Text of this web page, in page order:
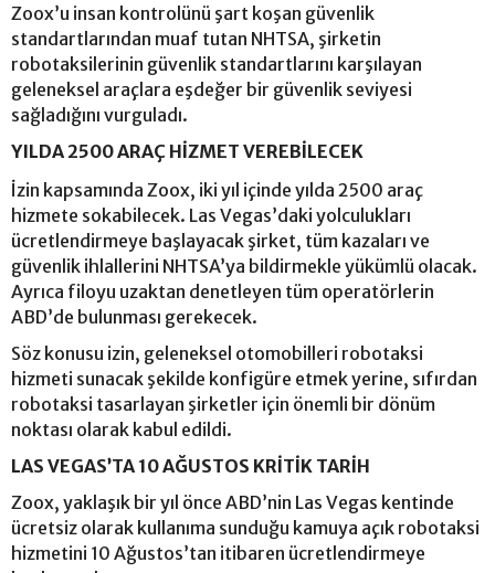
Zoox’u insan kontrolünü şart koşan güvenlik
standartlarından muaf tutan NHTSA, şirketin
robotaksilerinin güvenlik standartlarını karşılayan
geleneksel araçlara eşdeğer bir güvenlik seviyesi
sağladığını vurguladı.
YILDA 2500 ARAÇ HİZMET VEREBİLECEK
İzin kapsamında Zoox, iki yıl içinde yılda 2500 araç
hizmete sokabilecek. Las Vegas’daki yolculukları
ücretlendirmeye başlayacak şirket, tüm kazaları ve
güvenlik ihlallerini NHTSA’ya bildirmekle yükümlü olacak.
Ayrıca filoyu uzaktan denetleyen tüm operatörlerin
ABD’de bulunması gerekecek.
Söz konusu izin, geleneksel otomobilleri robotaksi
hizmeti sunacak şekilde konfigüre etmek yerine, sıfırdan
robotaksi tasarlayan şirketler için önemli bir dönüm
noktası olarak kabul edildi.
LAS VEGAS’TA 10 AĞUSTOS KRİTİK TARİH
Zoox, yaklaşık bir yıl önce ABD’nin Las Vegas kentinde
ücretsiz olarak kullanıma sunduğu kamuya açık robotaksi
hizmetini 10 Ağustos’tan itibaren ücretlendirmeye